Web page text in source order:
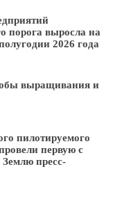
порога выросла на
2026 года
выращивания и
пилотируемого
первую с
пресс-